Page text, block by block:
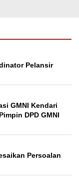
Pelansir
GMNI Kendari
DPD GMNI
Persoalan